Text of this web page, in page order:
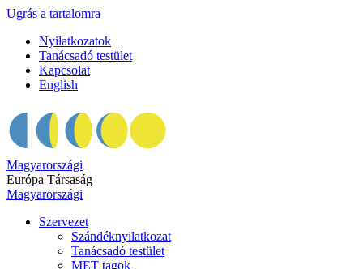
Ugrás a tartalomra
Nyilatkozatok
Tanácsadó testület
Kapcsolat
English
Magyarországi
Európa Társaság
Magyarországi
Szervezet
Szándéknyilatkozat
Tanácsadó testület
MET tagok